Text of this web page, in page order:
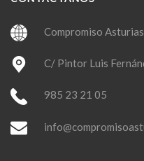
Compromiso Asturias
C/ Pintor Luis
985 23 21 05